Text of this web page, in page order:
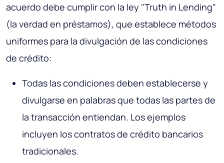
acuerdo debe cumplir con la ley "Truth in Lending"
(la verdad en préstamos), que establece métodos
uniformes para la divulgación de las condiciones
de crédito:
Todas las condiciones deben establecerse y
divulgarse en palabras que todas las partes de
la transacción entiendan. Los ejemplos
incluyen los contratos de crédito bancarios
tradicionales.